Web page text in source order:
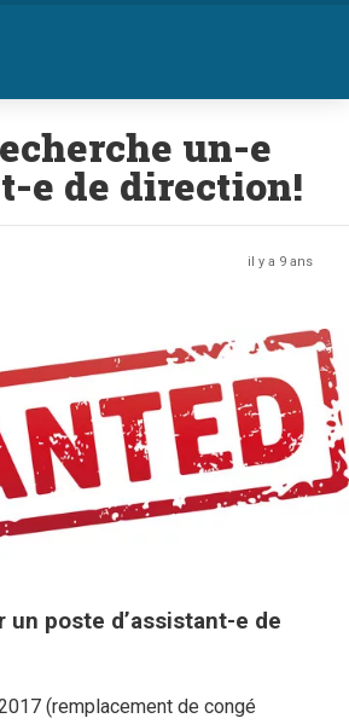
un-e
e de direction!
il y a 9 ans
un poste d’assistant-e de
(remplacement de congé